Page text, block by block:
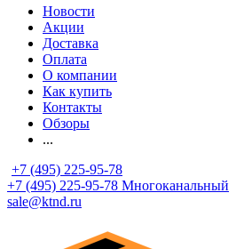
Новости
Акции
Доставка
Оплата
О компании
Как купить
Контакты
Обзоры
...
+7 (495) 225-95-78
+7 (495) 225-95-78 Многоканальный
sale@ktnd.ru